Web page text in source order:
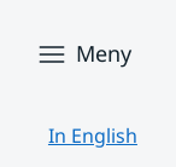
Meny
In English